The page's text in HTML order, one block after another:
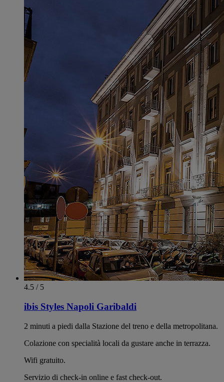
4.5 / 5
ibis Styles Napoli Garibaldi
2 minuti a piedi dalla Stazione del treno e della metropolitana.
Colazione con specialità locali da gustare anche in terrazza.
Wifi gratuito.
Servizio di check-in online e fast check-out.